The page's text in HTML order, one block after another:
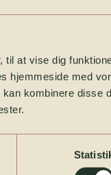
at vise dig
hjemmeside med
kombinere disse
— max 12
blive en del af